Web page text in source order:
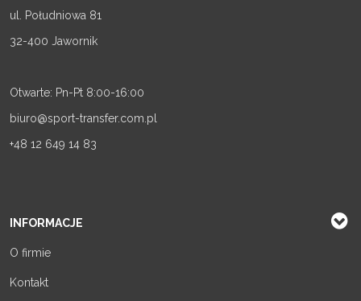
ul. Południowa 81
32-400 Jawornik
Otwarte: Pn-Pt 8:00-16:00
biuro@sport-transfer.com.pl
+48 12 649 14 83
INFORMACJE
O firmie
Kontakt